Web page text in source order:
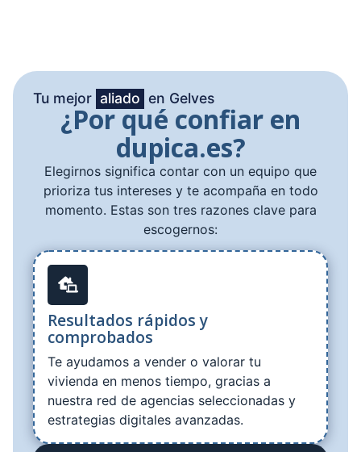
Tu mejor aliado en Gelves
¿Por qué confiar en
dupica.es?
Elegirnos significa contar con un equipo que
prioriza tus intereses y te acompaña en todo
momento. Estas son tres razones clave para
escogernos:
Resultados rápidos y
comprobados
Te ayudamos a vender o valorar tu
vivienda en menos tiempo, gracias a
nuestra red de agencias seleccionadas y
estrategias digitales avanzadas.